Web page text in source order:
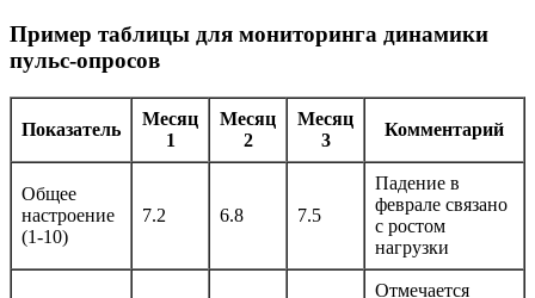
Пример таблицы для мониторинга динамики
пульс-опросов
Показатель
Месяц
1
Месяц
2
Месяц
3
Комментарий
Общее
настроение
(1-10)
7.2 6.8 7.5
Падение в
феврале связано
с ростом
нагрузки
Отмечается